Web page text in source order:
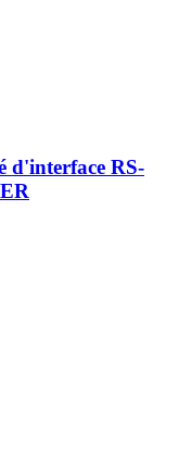
d'interface RS-